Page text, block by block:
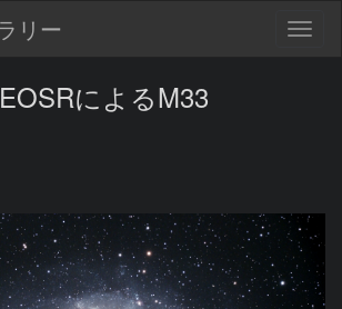
リー
EOSRによるM33